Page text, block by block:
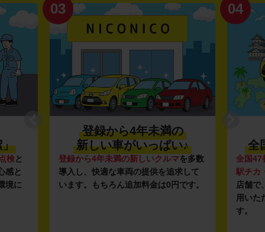
」
検と
感と
境に
03
登録から4年未満の
新しい車がいっぱい♪
登録から4年未満の新しいクルマを多数
導入し、快適な車両の提供を追求して
います。もちろん追加料金は0円です。
04
全
全国47
駅チカ
店舗で
用いた
す。